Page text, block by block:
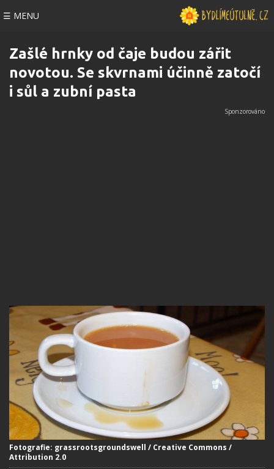
☰ MENU
Zašlé hrnky od čaje budou zářit
novotou. Se skvrnami účinně zatočí
i sůl a zubní pasta
Fotografie: grassrootsgroundswell / Creative Commons /
Attribution 2.0